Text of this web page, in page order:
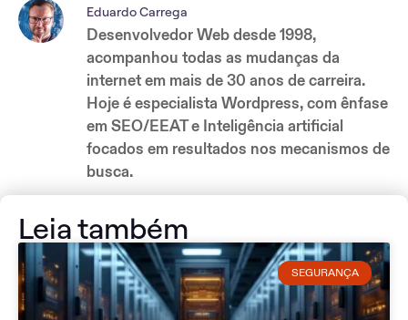
Eduardo Carrega
Desenvolvedor Web desde 1998,
acompanhou todas as mudanças da
internet em mais de 30 anos de carreira.
Hoje é especialista Wordpress, com ênfase
em SEO/EEAT e Inteligência artificial
focados em resultados nos mecanismos de
busca.
Leia também
SEGURANÇA